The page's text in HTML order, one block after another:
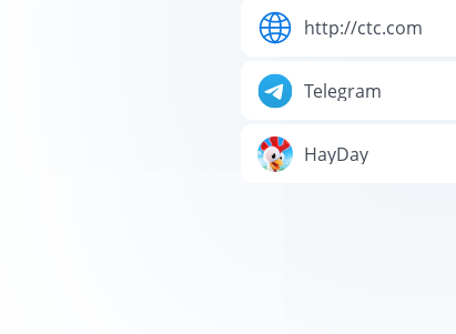
http://ctc.com
Telegram
HayDay